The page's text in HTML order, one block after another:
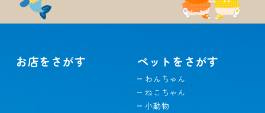
お店をさがす ペットをさがす
わんちゃん
ねこちゃん
小動物